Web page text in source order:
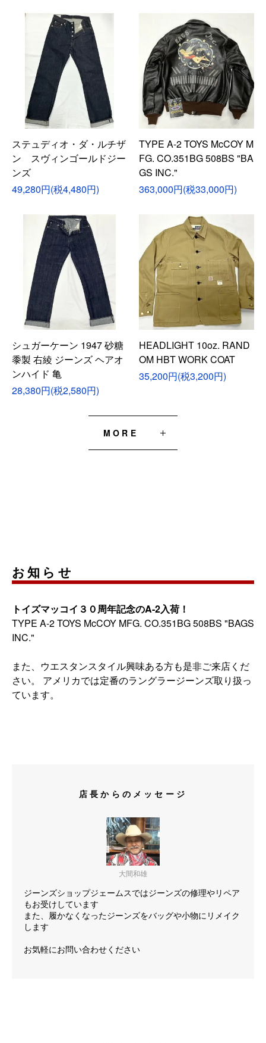
ステュディオ・ダ・ルチザ
ン スヴィンゴールドジー
ンズ
49,280円(税4,480円)
TYPE A-2 TOYS McCOY M
FG. CO.351BG 508BS "BA
GS INC."
363,000円(税33,000円)
シュガーケーン 1947 砂糖
黍製 右綾 ジーンズ ヘアオ
ンハイド 亀
28,380円(税2,580円)
HEADLIGHT 10oz. RAND
OM HBT WORK COAT
35,200円(税3,200円)
MORE
お知らせ
トイズマッコイ３０周年記念のA-2入荷！
TYPE A-2 TOYS McCOY MFG. CO.351BG 508BS "BAGS
INC."
また、ウエスタンスタイル興味ある方も是非ご来店くだ
さい。 アメリカでは定番のラングラージーンズ取り扱っ
ています。
店長からのメッセージ
大間和雄
ジーンズショップジェームスではジーンズの修理やリペア
もお受けしています
また、履かなくなったジーンズをバッグや小物にリメイク
します
お気軽にお問い合わせください